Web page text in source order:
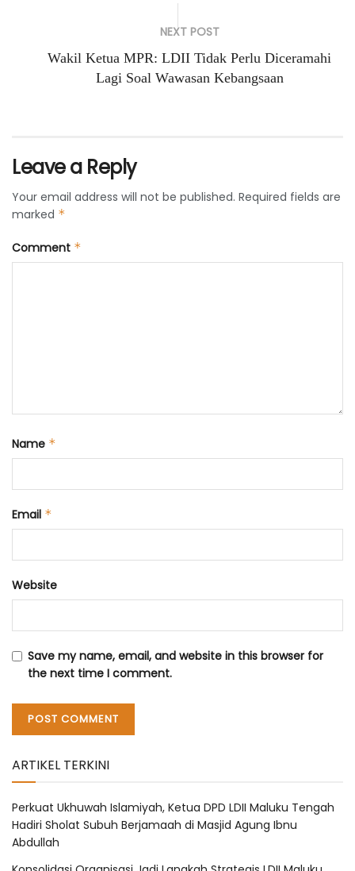
NEXT POST
Wakil Ketua MPR: LDII Tidak Perlu Diceramahi
Lagi Soal Wawasan Kebangsaan
Leave a Reply
Your email address will not be published. Required fields are
marked *
Comment *
Name *
Email *
Website
Save my name, email, and website in this browser for
the next time I comment.
ARTIKEL TERKINI
Perkuat Ukhuwah Islamiyah, Ketua DPD LDII Maluku Tengah
Hadiri Sholat Subuh Berjamaah di Masjid Agung Ibnu
Abdullah